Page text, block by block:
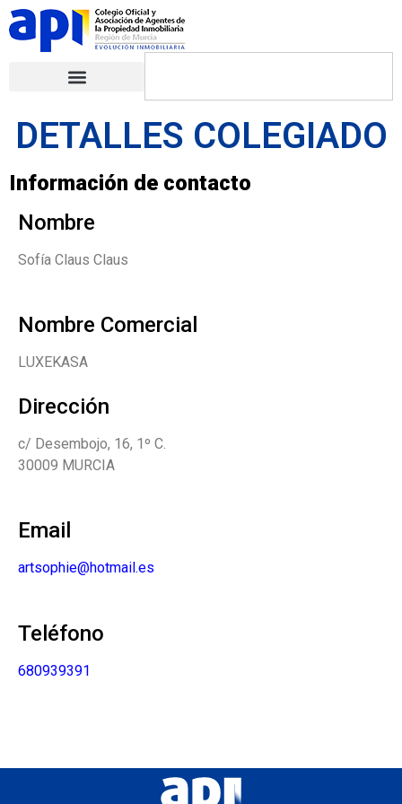
DETALLES COLEGIADO
Información de contacto
Nombre
Sofía Claus Claus
Nombre Comercial
LUXEKASA
Dirección
c/ Desembojo, 16, 1º C.
30009 MURCIA
Email
artsophie@hotmail.es
Teléfono
680939391